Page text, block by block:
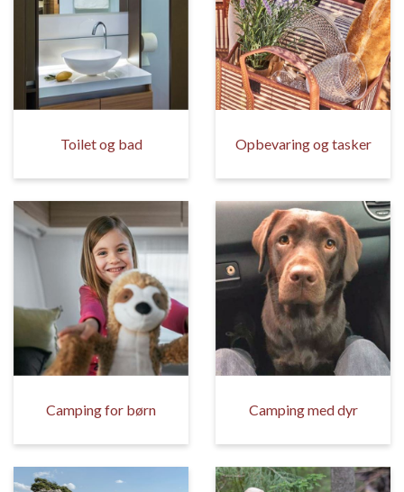
Toilet og bad Opbevaring og tasker
Camping for børn Camping med dyr